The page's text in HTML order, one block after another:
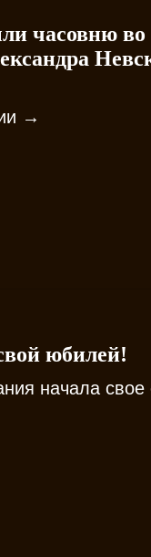
часовню во
→
юбилей!
начала свое